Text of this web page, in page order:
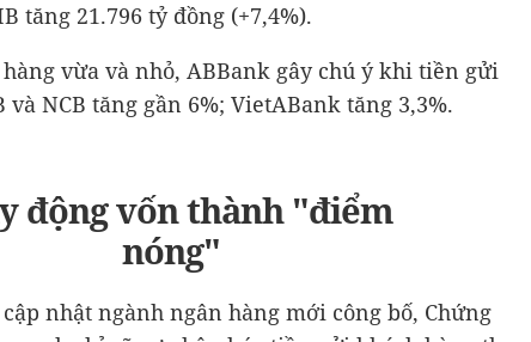
tăng 21.796 tỷ đồng (+7,4%).
vừa và nhỏ, ABBank gây chú ý khi tiền gửi
và NCB tăng gần 6%; VietABank tăng 3,3%.
động vốn thành "điểm
nóng"
nhật ngành ngân hàng mới công bố, Chứng